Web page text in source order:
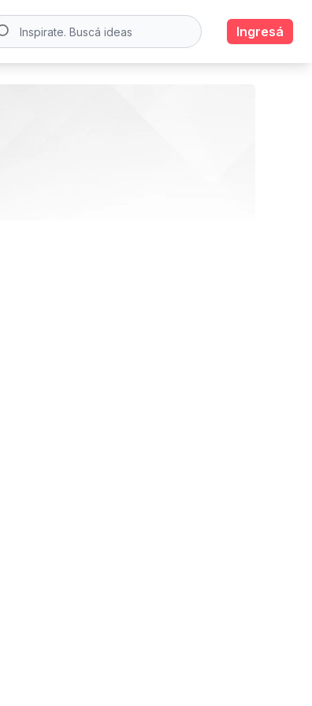
Ingresá